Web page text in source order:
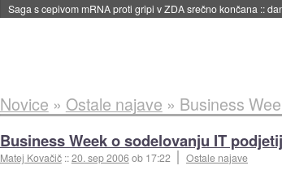
Saga s cepivom mRNA proti gripi v ZDA srečno končana ::
Novice » Ostale najave » Business
Business Week o sodelovanju IT
Matej Kovačič ::20. sep 2006ob 17:22
Ostale najave